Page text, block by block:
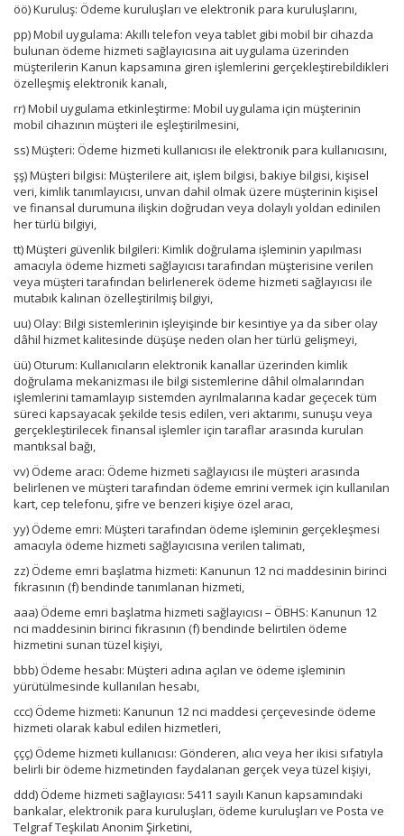
öö) Kuruluş: Ödeme kuruluşları ve elektronik para kuruluşlarını,
pp) Mobil uygulama: Akıllı telefon veya tablet gibi mobil bir cihazda
bulunan ödeme hizmeti sağlayıcısına ait uygulama üzerinden
müşterilerin Kanun kapsamına giren işlemlerini gerçekleştirebildikleri
özelleşmiş elektronik kanalı,
rr) Mobil uygulama etkinleştirme: Mobil uygulama için müşterinin
mobil cihazının müşteri ile eşleştirilmesini,
ss) Müşteri: Ödeme hizmeti kullanıcısı ile elektronik para kullanıcısını,
şş) Müşteri bilgisi: Müşterilere ait, işlem bilgisi, bakiye bilgisi, kişisel
veri, kimlik tanımlayıcısı, unvan dahil olmak üzere müşterinin kişisel
ve finansal durumuna ilişkin doğrudan veya dolaylı yoldan edinilen
her türlü bilgiyi,
tt) Müşteri güvenlik bilgileri: Kimlik doğrulama işleminin yapılması
amacıyla ödeme hizmeti sağlayıcısı tarafından müşterisine verilen
veya müşteri tarafından belirlenerek ödeme hizmeti sağlayıcısı ile
mutabık kalınan özelleştirilmiş bilgiyi,
uu) Olay: Bilgi sistemlerinin işleyişinde bir kesintiye ya da siber olay
dâhil hizmet kalitesinde düşüşe neden olan her türlü gelişmeyi,
üü) Oturum: Kullanıcıların elektronik kanallar üzerinden kimlik
doğrulama mekanizması ile bilgi sistemlerine dâhil olmalarından
işlemlerini tamamlayıp sistemden ayrılmalarına kadar geçecek tüm
süreci kapsayacak şekilde tesis edilen, veri aktarımı, sunuşu veya
gerçekleştirilecek finansal işlemler için taraflar arasında kurulan
mantıksal bağı,
vv) Ödeme aracı: Ödeme hizmeti sağlayıcısı ile müşteri arasında
belirlenen ve müşteri tarafından ödeme emrini vermek için kullanılan
kart, cep telefonu, şifre ve benzeri kişiye özel aracı,
yy) Ödeme emri: Müşteri tarafından ödeme işleminin gerçekleşmesi
amacıyla ödeme hizmeti sağlayıcısına verilen talimatı,
zz) Ödeme emri başlatma hizmeti: Kanunun 12 nci maddesinin birinci
fıkrasının (f) bendinde tanımlanan hizmeti,
aaa) Ödeme emri başlatma hizmeti sağlayıcısı – ÖBHS: Kanunun 12
nci maddesinin birinci fıkrasının (f) bendinde belirtilen ödeme
hizmetini sunan tüzel kişiyi,
bbb) Ödeme hesabı: Müşteri adına açılan ve ödeme işleminin
yürütülmesinde kullanılan hesabı,
ccc) Ödeme hizmeti: Kanunun 12 nci maddesi çerçevesinde ödeme
hizmeti olarak kabul edilen hizmetleri,
ççç) Ödeme hizmeti kullanıcısı: Gönderen, alıcı veya her ikisi sıfatıyla
belirli bir ödeme hizmetinden faydalanan gerçek veya tüzel kişiyi,
ddd) Ödeme hizmeti sağlayıcısı: 5411 sayılı Kanun kapsamındaki
bankalar, elektronik para kuruluşları, ödeme kuruluşları ve Posta ve
Telgraf Teşkilatı Anonim Şirketini,